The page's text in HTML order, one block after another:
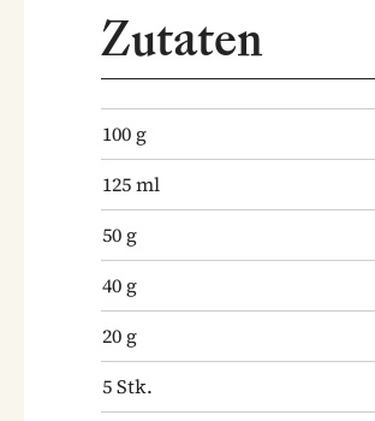
Zutaten
100 g
125ml
50 g
40 g
20 g
5Stk.